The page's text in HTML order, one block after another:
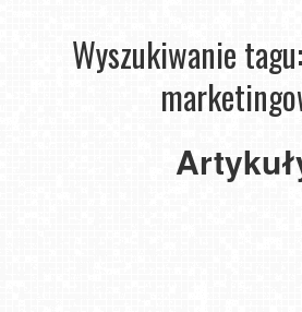
Wyszukiwanie